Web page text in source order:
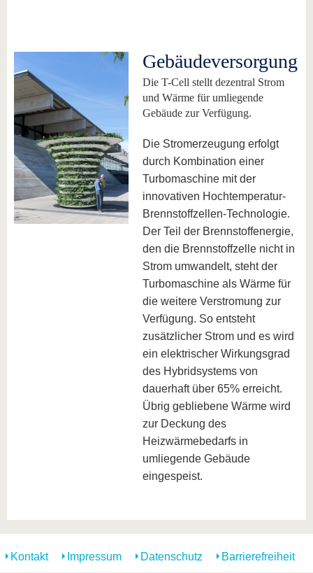
Gebäudeversorgung
Die T-Cell stellt dezentral Strom
und Wärme für umliegende
Gebäude zur Verfügung.
Die Stromerzeugung erfolgt
durch Kombination einer
Turbomaschine mit der
innovativen Hochtemperatur-
Brennstoffzellen-Technologie.
Der Teil der Brennstoffenergie,
den die Brennstoffzelle nicht in
Strom umwandelt, steht der
Turbomaschine als Wärme für
die weitere Verstromung zur
Verfügung. So entsteht
zusätzlicher Strom und es wird
ein elektrischer Wirkungsgrad
des Hybridsystems von
dauerhaft über 65% erreicht.
Übrig gebliebene Wärme wird
zur Deckung des
Heizwärmebedarfs in
umliegende Gebäude
eingespeist.
Kontakt Impressum Datenschutz Barrierefreiheit